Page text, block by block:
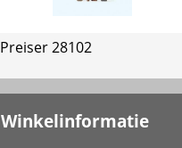
Preiser 28102
Winkelinformatie